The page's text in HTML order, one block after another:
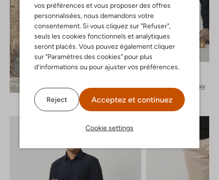
vos préférences et vous proposer des offres
personnalisées, nous demandons votre
consentement. Si vous cliquez sur "Refuser",
seuls les cookies fonctionnels et analytiques
seront placés. Vous pouvez également cliquer
sur "Paramètres des cookies" pour plus
d’informations ou pour ajuster vos préférences.
Reject Acceptez et continuez
Cookie settings
Dernières pièces
Matinique
€ 79,95
€ 39,99